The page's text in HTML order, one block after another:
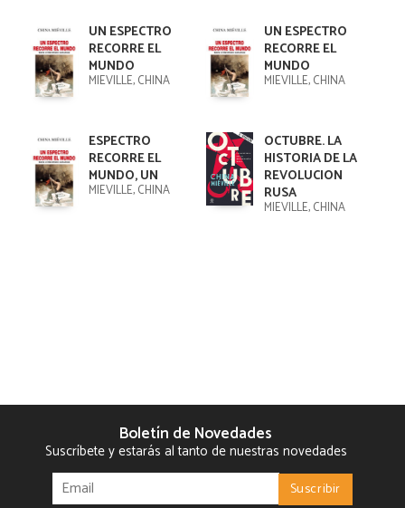
UN ESPECTRO
RECORRE EL
MUNDO
MIEVILLE, CHINA
UN ESPECTRO
RECORRE EL
MUNDO
MIEVILLE, CHINA
ESPECTRO
RECORRE EL
MUNDO, UN
MIEVILLE, CHINA
OCTUBRE. LA
HISTORIA DE LA
REVOLUCION
RUSA
MIEVILLE, CHINA
Boletín de Novedades
Suscríbete y estarás al tanto de nuestras novedades